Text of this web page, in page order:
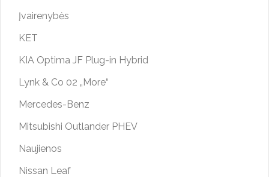
Įvairenybės
KET
KIA Optima JF Plug-in Hybrid
Lynk & Co 02 „More“
Mercedes-Benz
Mitsubishi Outlander PHEV
Naujienos
Nissan Leaf